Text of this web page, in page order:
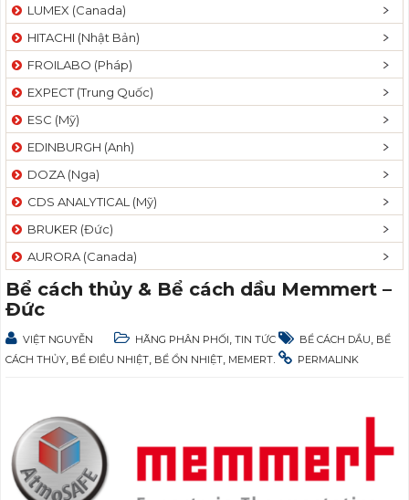
LUMEX (Canada)
HITACHI (Nhật Bản)
FROILABO (Pháp)
EXPECT (Trung Quốc)
ESC (Mỹ)
EDINBURGH (Anh)
DOZA (Nga)
CDS ANALYTICAL (Mỹ)
BRUKER (Đức)
AURORA (Canada)
Bể cách thủy & Bể cách dầu Memmert –
Đức
VIỆT NGUYỄN HÃNG PHÂN PHỐI TIN TỨC BỂ CÁCH DẦU BỂ
CÁCH THỦY BỂ ĐIỀU NHIỆT BỂ ỔN NHIỆT MEMERT PERMALINK